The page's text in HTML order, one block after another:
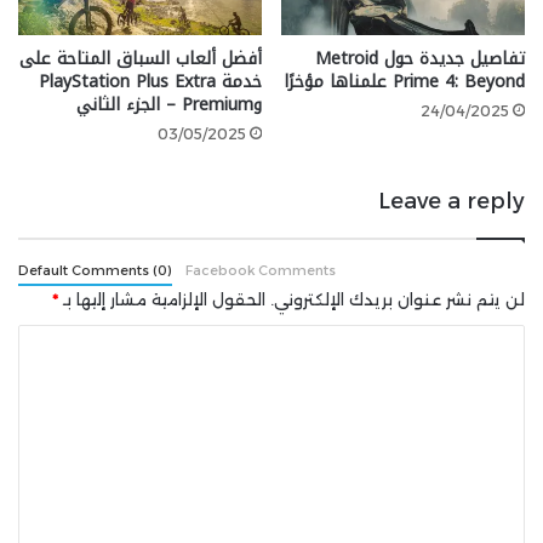
لهجمات الخصوم واعتراضها.
إريك داير Eric Dier
التقييم بعد التطوير:
كان المدافع الإنجليزي Eric Jeremy Edgar Dier من أبرز
تفاصيل جديدة حول Metroid
Prime 4: Beyond علمناها مؤخرًا
24/04/2025
أفضل ألعاب السباق المتاحة على
خدمة PlayStation Plus Extra
وPremium – الجزء الثاني
03/05/2025
Leave a reply
Default Comments (0) Facebook Comments
لن يتم نشر عنوان بريدك الإلكتروني. الحقول الإلزامية مشار إليها بـ *